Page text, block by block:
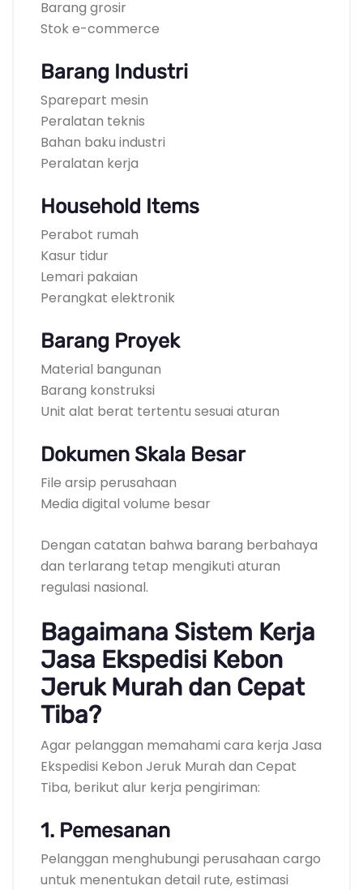
Barang grosir
Stok e-commerce
Barang Industri
Sparepart mesin
Peralatan teknis
Bahan baku industri
Peralatan kerja
Household Items
Perabot rumah
Kasur tidur
Lemari pakaian
Perangkat elektronik
Barang Proyek
Material bangunan
Barang konstruksi
Unit alat berat tertentu sesuai aturan
Dokumen Skala Besar
File arsip perusahaan
Media digital volume besar
Dengan catatan bahwa barang berbahaya
dan terlarang tetap mengikuti aturan
regulasi nasional.
Bagaimana Sistem Kerja
Jasa Ekspedisi Kebon
Jeruk Murah dan Cepat
Tiba?
Agar pelanggan memahami cara kerja Jasa
Ekspedisi Kebon Jeruk Murah dan Cepat
Tiba, berikut alur kerja pengiriman:
1. Pemesanan
Pelanggan menghubungi perusahaan cargo
untuk menentukan detail rute, estimasi